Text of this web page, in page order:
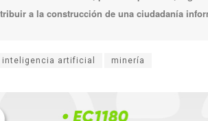
a la construcción de una ciudadanía
inteligencia artificial minería